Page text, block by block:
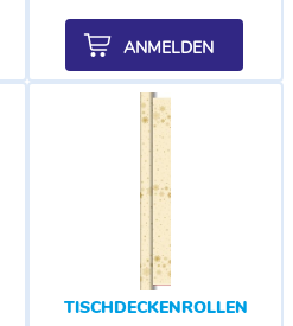
ANMELDEN
TISCHDECKENROLLEN